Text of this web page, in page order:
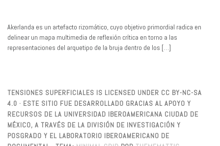
Akerlanda es un artefacto rizomático, cuyo objetivo primordial radica en
delinear un mapa multimedia de reflexión crítica en torno a las
representaciones del arquetipo de la bruja dentro de los […]
TENSIONES SUPERFICIALES IS LICENSED UNDER CC BY-NC-SA
4.0 · ESTE SITIO FUE DESARROLLADO GRACIAS AL APOYO Y
RECURSOS DE LA UNIVERSIDAD IBEROAMERICANA CIUDAD DE
MÉXICO, A TRAVÉS DE LA DIVISIÓN DE INVESTIGACIÓN Y
POSGRADO Y EL LABORATORIO IBEROAMERICANO DE